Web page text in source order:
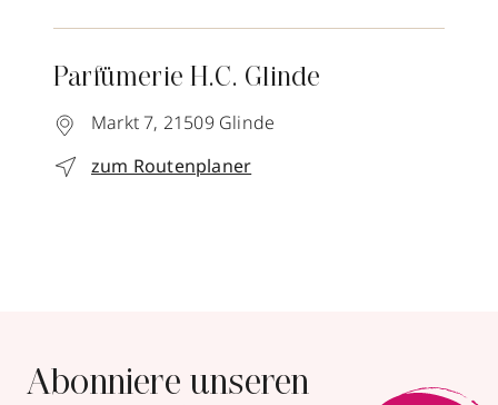
Parfümerie H.C. Glinde
Markt 7, 21509 Glinde
zum Routenplaner
Abonniere unseren